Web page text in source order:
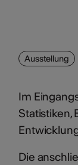
Ausstellung
Im
Statistiken,
Die